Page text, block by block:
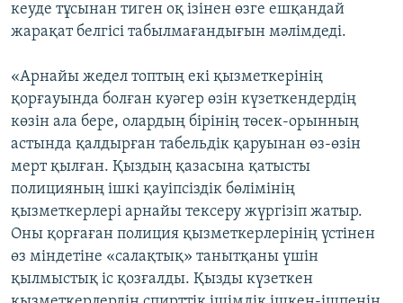
кеуде тұсынан тиген оқ ізінен өзге ешқандай
жарақат белгісі табылмағандығын мәлімдеді.
«Арнайы жедел топтың екі қызметкерінің
қорғауында болған куәгер өзін күзеткендердің
көзін ала бере, олардың бірінің төсек-орынның
астында қалдырған табельдік қаруынан өз-өзін
мерт қылған. Қыздың қазасына қатысты
полицияның ішкі қауіпсіздік бөлімінің
қызметкерлері арнайы тексеру жүргізіп жатыр.
Оны қорғаған полиция қызметкерлерінің үстінен
өз міндетіне «салақтық» танытқаны үшін
қылмыстық іс қозғалды. Қызды күзеткен